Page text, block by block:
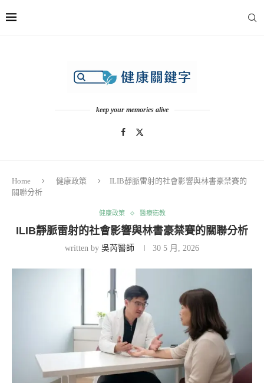
keep your memories alive
Home 健康政策
ILIB靜脈雷射的社會影響與林書豪禁賽的
關聯分析
健康政策 醫療衛教
ILIB靜脈雷射的社會影響與林書豪禁賽的關聯分析
written by 吳芮醫師 30 5 月, 2026